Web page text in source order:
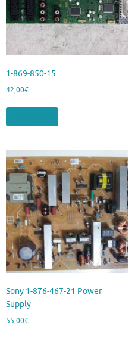
1-869-850-15
42,00€
Sony 1-876-467-21 Power
Supply
55,00€